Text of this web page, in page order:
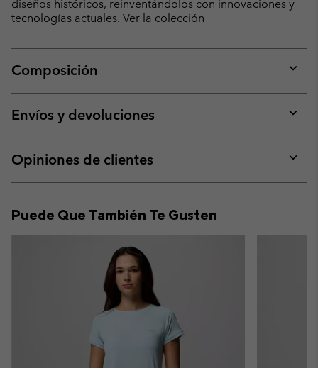
diseños históricos, reinventándolos con innovaciones y
tecnologías actuales. Ver la colección
Composición
or
Envíos y devoluciones
or
Opiniones de clientes
or
Puede Que También Te Gusten